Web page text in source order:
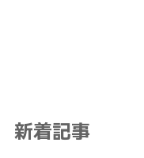
新着記事